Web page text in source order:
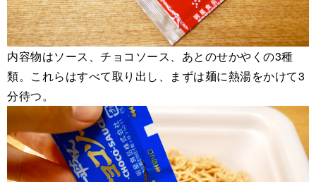
内容物はソース、チョコソース、あとのせかやくの3種
類。これらはすべて取り出し、まずは麺に熱湯をかけて3
分待つ。